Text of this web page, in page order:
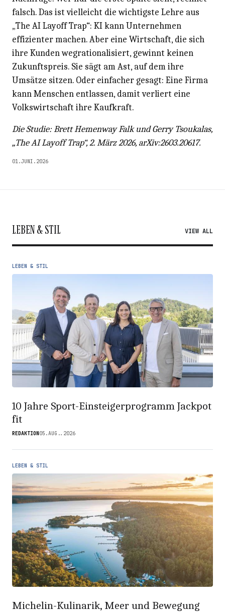
falsch. Das ist vielleicht die wichtigste Lehre aus
„The AI Layoff Trap“: KI kann Unternehmen
effizienter machen. Aber eine Wirtschaft, die sich
ihre Kunden wegrationalisiert, gewinnt keinen
Zukunftspreis. Sie sägt am Ast, auf dem ihre
Umsätze sitzen. Oder einfacher gesagt: Eine Firma
kann Menschen entlassen, damit verliert eine
Volkswirtschaft ihre Kaufkraft.
Die Studie: Brett Hemenway Falk und Gerry Tsoukalas,
„The AI Layoff Trap“, 2. März 2026, arXiv:2603.20617.
01.JUNI.2026
LEBEN & STIL VIEW ALL
LEBEN & STIL
10 Jahre Sport-Einsteigerprogramm Jackpot
fit
REDAKTION05.AUG..2026
LEBEN & STIL
Michelin-Kulinarik, Meer und Bewegung